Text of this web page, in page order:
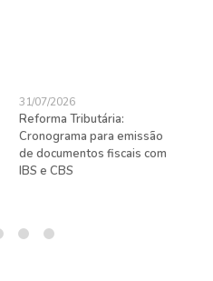
31/07/2026
Reforma Tributária:
Cronograma para emissão
de documentos fiscais com
IBS e CBS